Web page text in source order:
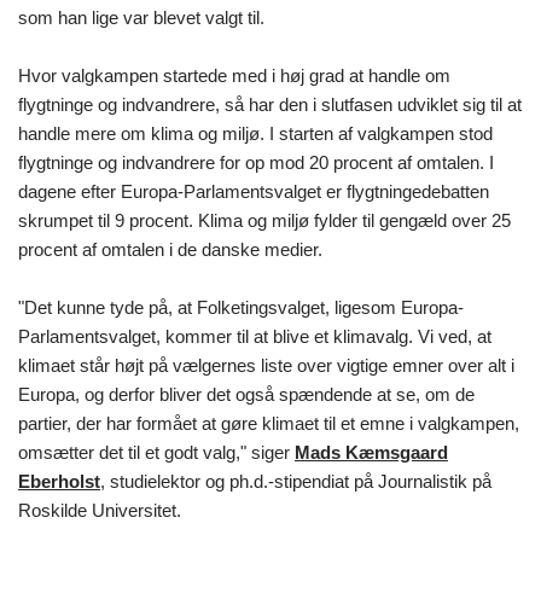
som han lige var blevet valgt til.
Hvor valgkampen startede med i høj grad at handle om
flygtninge og indvandrere, så har den i slutfasen udviklet sig til at
handle mere om klima og miljø. I starten af valgkampen stod
flygtninge og indvandrere for op mod 20 procent af omtalen. I
dagene efter Europa-Parlamentsvalget er flygtningedebatten
skrumpet til 9 procent. Klima og miljø fylder til gengæld over 25
procent af omtalen i de danske medier.
"Det kunne tyde på, at Folketingsvalget, ligesom Europa-
Parlamentsvalget, kommer til at blive et klimavalg. Vi ved, at
klimaet står højt på vælgernes liste over vigtige emner over alt i
Europa, og derfor bliver det også spændende at se, om de
partier, der har formået at gøre klimaet til et emne i valgkampen,
omsætter det til et godt valg," siger Mads Kæmsgaard
Eberholst, studielektor og ph.d.-stipendiat på Journalistik på
Roskilde Universitet.